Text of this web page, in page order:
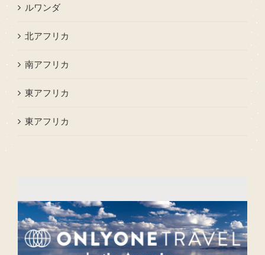
ルワンダ
北アフリカ
南アフリカ
東アフリカ
東アフリカ